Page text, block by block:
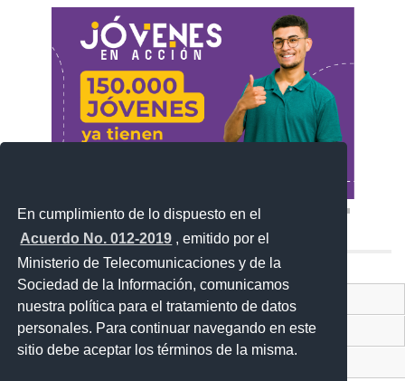
En cumplimiento de lo dispuesto en el
Acuerdo No. 012-2019 , emitido por el
Ministerio de Telecomunicaciones y de la
Sociedad de la Información, comunicamos
nuestra política para el tratamiento de datos
personales. Para continuar navegando en este
sitio debe aceptar los términos de la misma.
Contacto Ciudadano Digital
Portal Trámites Ciudadanos
Sistema Nacional de Información (SNI)